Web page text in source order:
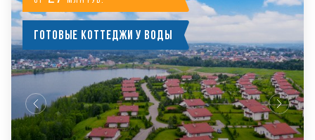
Готовые коттеджи у воды